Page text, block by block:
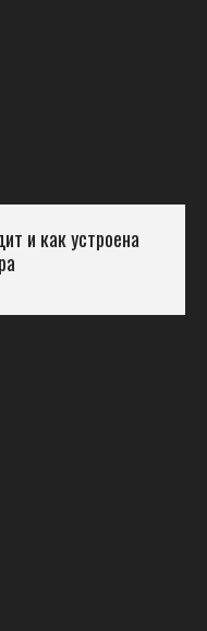
и как устроена